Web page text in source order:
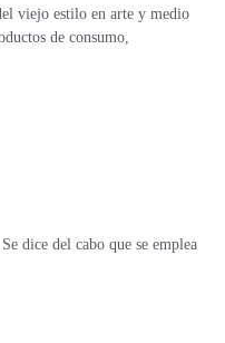
viejo estilo en arte y medio
de consumo,
dice del cabo que se emplea